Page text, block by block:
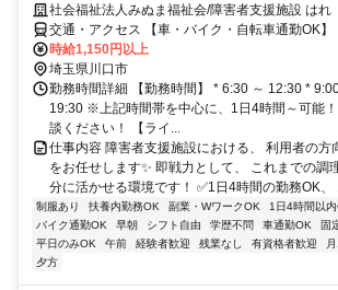
社会福祉法人みぬま福祉会/障害者支援施設 はれ
交通・アクセス 【車・バイク・自転車通勤OK】
歩23分、車6分
時給1,150円以上
埼玉県川口市
勤務時間詳細 【勤務時間】 * 6:30 ～ 12:30 *
19:30 ※上記時間帯を中心に、1日4時間～可能
談ください！ 【ライ...
仕事内容 障害者支援施設における、 利用者の方
をお任せします✨ 即戦力として、 これまでの調
分に活かせる環境です！ ✅1日4時間の勤務OK、
制服あり 扶養内勤務OK 副業・WワークOK 1日4時間以
バイク通勤OK
早朝 シフト自由 学歴不問 車通勤OK 固
平日のみOK
午前 経験者歓迎 残業なし 有資格者歓迎
夕方